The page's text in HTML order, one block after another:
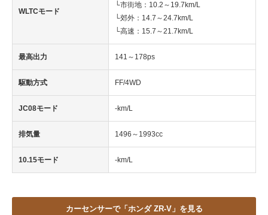
WLTCモード
└市街地：10.2～19.7km/L
└郊外：14.7～24.7km/L
└高速：15.7～21.7km/L
最高出力 141～178ps
駆動方式 FF/4WD
JC08モード -km/L
排気量 1496～1993cc
10.15モード -km/L
カーセンサーで「ホンダ ZR-V」を見る